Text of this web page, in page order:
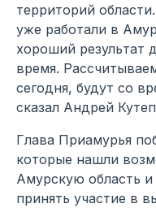
территорий
уже работали в
хороший результат
время.
сегодня, будут со
сказал Андрей
Глава Приамурья
которые нашли
Амурскую область
принять участие в